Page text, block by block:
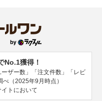
No.1獲得！
ザー数」「注文件数」「レビ
（2025年9月時点）
トにおいて